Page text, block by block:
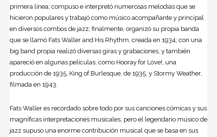
primera línea; compuso e interpretó numerosas melodías que se
hicieron populares y trabajó como músico acompañante y principal
en diversos combos de jazz; finalmente, organizó su propia banda
que se llamó Fats Waller and His Rhythm, creada en 1934; con una
big band propia realizó diversas giras y grabaciones, y también
apareció en algunas películas, como Hooray for Love!, una
producción de 1935, King of Burlesque, de 1935, y Stormy Weather,
filmada en 1943.
Fats Waller es recordado sobre todo por sus canciones cómicas y sus
magníficas interpretaciones musicales, pero el legendario músico de
jazz supuso una enorme contribución musical que se basa en sus